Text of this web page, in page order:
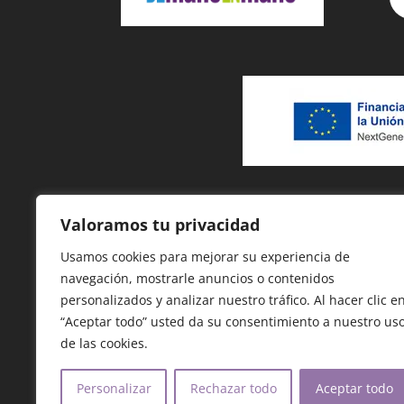
Valoramos tu privacidad
Usamos cookies para mejorar su experiencia de
navegación, mostrarle anuncios o contenidos
personalizados y analizar nuestro tráfico. Al hacer clic
“Aceptar todo” usted da su consentimiento a nuestro
de las cookies.
Personalizar Rechazar todo Aceptar todo